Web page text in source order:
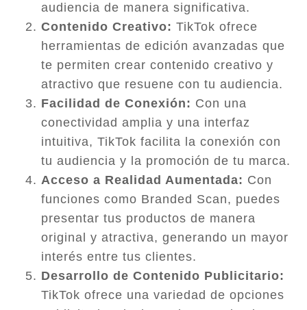
audiencia de manera significativa.
Contenido Creativo: TikTok ofrece
herramientas de edición avanzadas que
te permiten crear contenido creativo y
atractivo que resuene con tu audiencia.
Facilidad de Conexión: Con una
conectividad amplia y una interfaz
intuitiva, TikTok facilita la conexión con
tu audiencia y la promoción de tu marca.
Acceso a Realidad Aumentada: Con
funciones como Branded Scan, puedes
presentar tus productos de manera
original y atractiva, generando un mayor
interés entre tus clientes.
Desarrollo de Contenido Publicitario:
TikTok ofrece una variedad de opciones